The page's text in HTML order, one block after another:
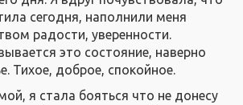
сегодня, наполнили меня
радости, уверенности.
это состояние, наверно
Тихое, доброе, спокойное.
я стала бояться что не донесу